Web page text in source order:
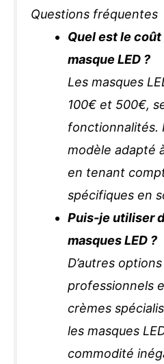
Questions fréquentes
Quel est le coût
masque LED ?
Les masques
100€ et 500€,
fonctionnalités.
modèle adapté
en tenant
spécifiques en
Puis-je utiliser
masques LED ?
D’autres
professionnels
crèmes
les masques
commodité